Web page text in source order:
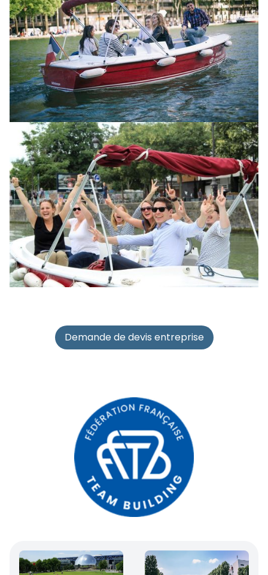
Demande de devis entreprise